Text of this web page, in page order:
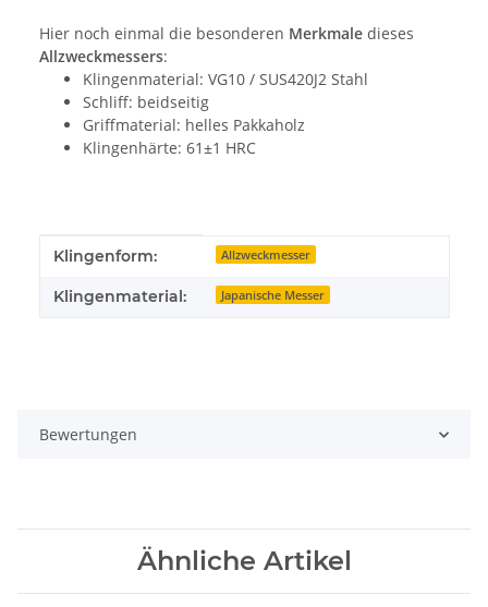
Hier noch einmal die besonderen Merkmale dieses
Allzweckmessers:
Klingenmaterial: VG10 / SUS420J2 Stahl
Schliff: beidseitig
Griffmaterial: helles Pakkaholz
Klingenhärte: 61±1 HRC
Produkteigenschaft
Wert
Klingenform: Allzweckmesser
Klingenmaterial: Japanische Messer
Bewertungen
Ähnliche Artikel